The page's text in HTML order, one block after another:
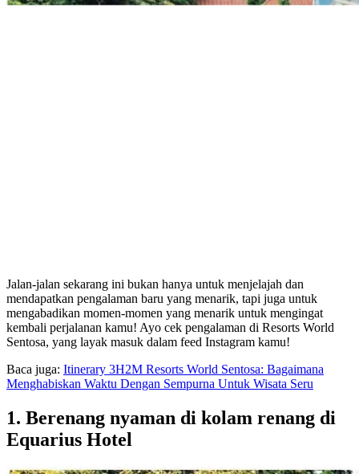
Jalan-jalan sekarang ini bukan hanya untuk menjelajah dan
mendapatkan pengalaman baru yang menarik, tapi juga untuk
mengabadikan momen-momen yang menarik untuk mengingat
kembali perjalanan kamu! Ayo cek pengalaman di Resorts World
Sentosa, yang layak masuk dalam feed Instagram kamu!
Baca juga: Itinerary 3H2M Resorts World Sentosa: Bagaimana
Menghabiskan Waktu Dengan Sempurna Untuk Wisata Seru
1. Berenang nyaman di kolam renang di
Equarius Hotel